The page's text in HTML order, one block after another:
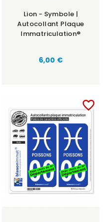
Lion - Symbole |
Autocollant Plaque
Immatriculation®
6,00 €
favorite_border